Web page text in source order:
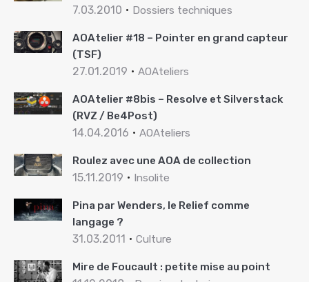
7.03.2010 Dossiers techniques
AOAtelier #18 – Pointer en grand capteur
(TSF)
27.01.2019 AOAteliers
AOAtelier #8bis – Resolve et Silverstack
(RVZ / Be4Post)
14.04.2016 AOAteliers
Roulez avec une AOA de collection
15.11.2019 Insolite
Pina par Wenders, le Relief comme
langage ?
31.03.2011 Culture
Mire de Foucault : petite mise au point